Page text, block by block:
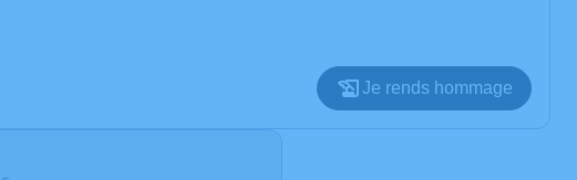
Je rends hommage